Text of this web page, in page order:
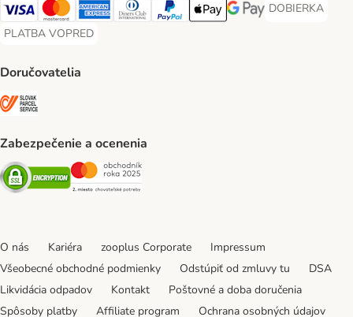
Visa Payment Method
Mastercard Payment Method
American Express Payment Method
Diners Club Payment Method
PayPal Payment Method
Apple Pay Payment Method
Google Pay Payment
DOBIERKA
DOBIERKA
PLATBA VOPRED
PLATBA VOPRED Payment Method
Doručovatelia
Zabezpečenie a ocenenia
Security Security
O nás Kariéra zooplus Corporate
Impressum
Všeobecné obchodné podmienky
Odstúpiť od zmluvy tu
DSA
Likvidácia odpadov
Kontakt
Poštovné a doba doručenia
Spôsoby platby
Affiliate program Ochrana osobných údajov